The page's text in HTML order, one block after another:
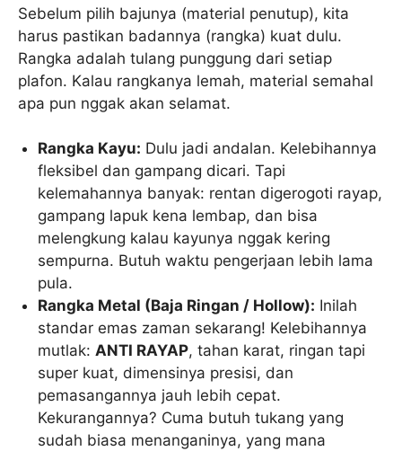
Sebelum pilih bajunya (material penutup), kita
harus pastikan badannya (rangka) kuat dulu.
Rangka adalah tulang punggung dari setiap
plafon. Kalau rangkanya lemah, material semahal
apa pun nggak akan selamat.
Rangka Kayu: Dulu jadi andalan. Kelebihannya
fleksibel dan gampang dicari. Tapi
kelemahannya banyak: rentan digerogoti rayap,
gampang lapuk kena lembap, dan bisa
melengkung kalau kayunya nggak kering
sempurna. Butuh waktu pengerjaan lebih lama
pula.
Rangka Metal (Baja Ringan / Hollow): Inilah
standar emas zaman sekarang! Kelebihannya
mutlak:ANTI RAYAP, tahan karat, ringan tapi
super kuat, dimensinya presisi, dan
pemasangannya jauh lebih cepat.
Kekurangannya? Cuma butuh tukang yang
sudah biasa menanganinya, yang mana